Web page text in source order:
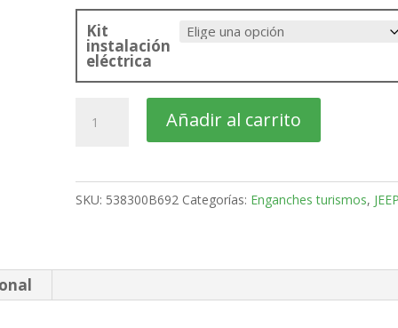
Kit
instalación
eléctrica
Compass
Terreno
Bola
Añadir al carrito
SKU: 538300B692 Categorías: Enganches turismos, JEEP